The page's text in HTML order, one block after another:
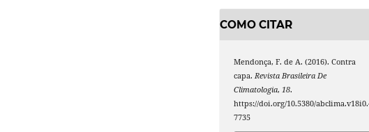
COMO CITAR
Mendonça, F. de A. (2016). Contra
capa. Revista Brasileira De
Climatologia, 18.
https://doi.org/10.5380/
7735